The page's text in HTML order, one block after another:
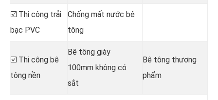
☑️ Thi công trải
bạc PVC
Chống mất nước bê
tông
☑️ Thi công bê
tông nền
Bê tông giày
100mm không có
sắt
Bê tông thương
phẩm